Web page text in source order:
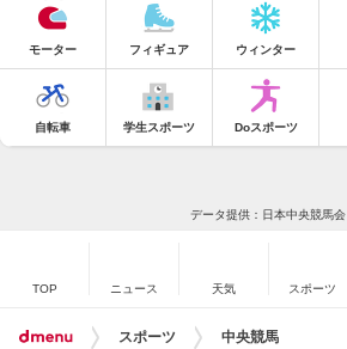
モーター フィギュア ウィンター
自転車 学生スポーツ Doスポーツ
データ提供：日本中央競馬会
TOP ニュース 天気 スポーツ
スポーツ 中央競馬